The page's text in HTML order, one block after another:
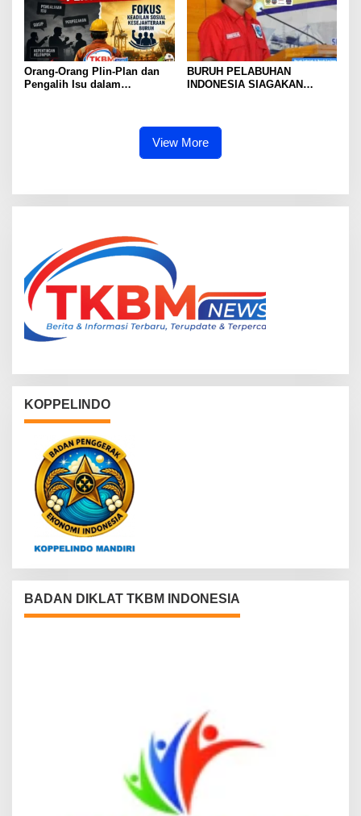
Orang-Orang Plin-Plan dan
Pengalih Isu dalam
BURUH PELABUHAN
INDONESIA SIAGAKAN
View More
KOPPELINDO
BADAN DIKLAT TKBM INDONESIA